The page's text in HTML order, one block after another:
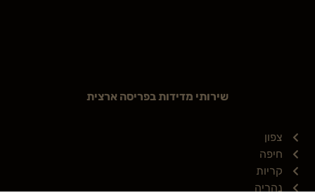
שירותי מדידות בפריסה ארצית
צפון
חיפה
קריות
נהריה